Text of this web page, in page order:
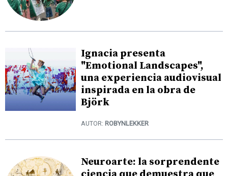
Ignacia presenta
"Emotional Landscapes",
una experiencia audiovisual
inspirada en la obra de
Björk
AUTOR: ROBYNLEKKER
Neuroarte: la sorprendente